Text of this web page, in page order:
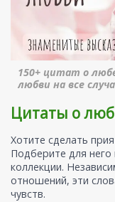
150+ цитат о
любви на все
Цитаты о
Хотите сделать
Подберите для него
коллекции.
отношений, эти
чувств.